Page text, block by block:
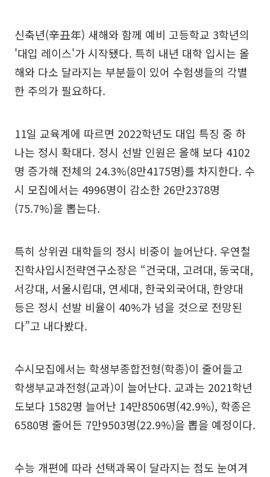
신축년(辛丑年) 새해와 함께 예비 고등학교 3학년의
'대입 레이스'가 시작됐다. 특히 내년 대학 입시는 올
해와 다소 달라지는 부분들이 있어 수험생들의 각별
한 주의가 필요하다.
11일 교육계에 따르면 2022학년도 대입 특징 중 하
나는 정시 확대다. 정시 선발 인원은 올해 보다 4102
명 증가해 전체의 24.3%(8만4175명)를 차지한다. 수
시 모집에서는 4996명이 감소한 26만2378명
(75.7%)을 뽑는다.
특히 상위권 대학들의 정시 비중이 늘어난다. 우연철
진학사입시전략연구소장은 “건국대, 고려대, 동국대,
서강대, 서울시립대, 연세대, 한국외국어대, 한양대
등은 정시 선발 비율이 40%가 넘을 것으로 전망된
다”고 내다봤다.
수시모집에서는 학생부종합전형(학종)이 줄어들고
학생부교과전형(교과)이 늘어난다. 교과는 2021학년
도보다 1582명 늘어난 14만8506명(42.9%), 학종은
6580명 줄어든 7만9503명(22.9%)을 뽑을 예정이다.
수능 개편에 따라 선택과목이 달라지는 점도 눈여겨